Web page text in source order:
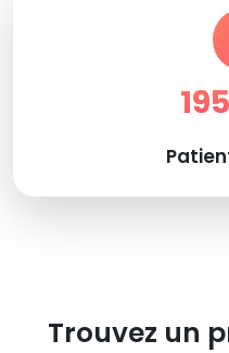
Trouvez un